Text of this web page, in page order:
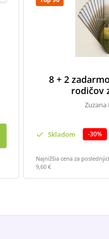
8 + 2
rodičov
Zuzana
Skladom -30%
Najnižšia cena za
9,60 €